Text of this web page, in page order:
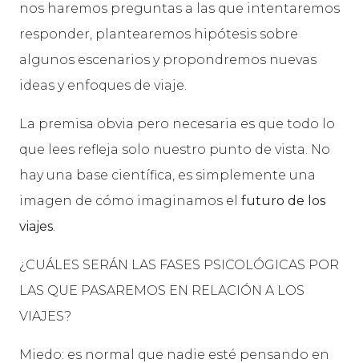
nos haremos preguntas a las que intentaremos
responder, plantearemos hipótesis sobre
algunos escenarios y propondremos nuevas
ideas y enfoques de viaje.
La premisa obvia pero necesaria es que todo lo
que lees refleja solo nuestro punto de vista. No
hay una base científica, es simplemente una
imagen de cómo imaginamos el futuro de los
viajes.
¿CUÁLES SERÁN LAS FASES PSICOLÓGICAS POR
LAS QUE PASAREMOS EN RELACIÓN A LOS
VIAJES?
Miedo: es normal que nadie esté pensando en